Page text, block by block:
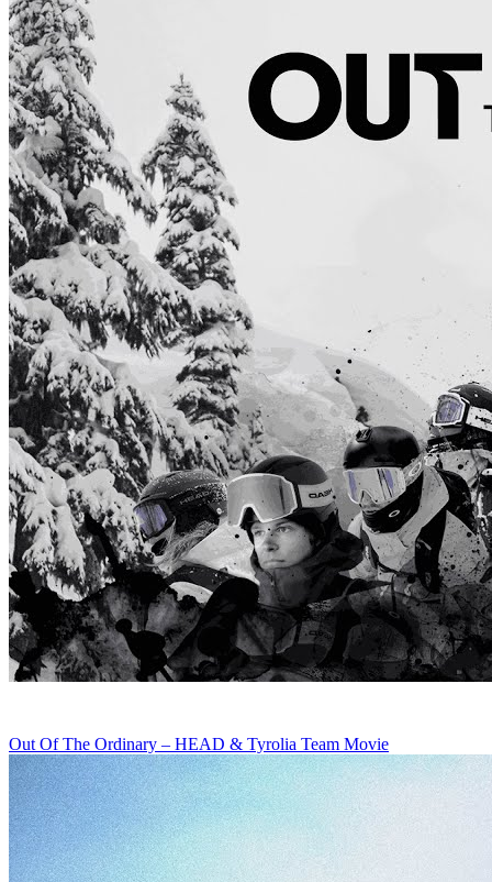
Out Of The Ordinary – HEAD & Tyrolia Team Movie